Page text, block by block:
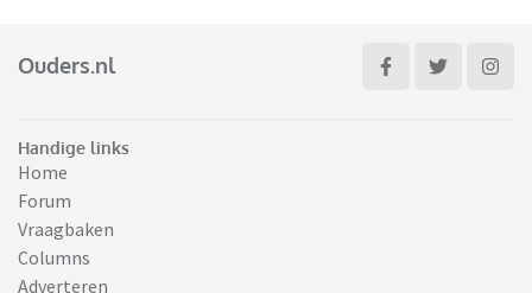
Ouders.nl
Handige links
Home
Forum
Vraagbaken
Columns
Adverteren